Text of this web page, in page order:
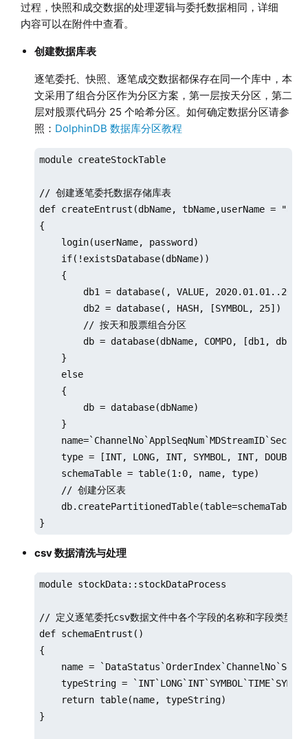
过程，快照和成交数据的处理逻辑与委托数据相同，详细
内容可以在附件中查看。
创建数据库表
逐笔委托、快照、逐笔成交数据都保存在同一个库中，本
文采用了组合分区作为分区方案，第一层按天分区，第二
层对股票代码分 25 个哈希分区。如何确定数据分区请参
照： DolphinDB 数据库分区教程
module createStockTable
// 创建逐笔委托数据存储库表
def createEntrust(dbName, tbName,userName =
{
login(userName, password)
if(!existsDatabase(dbName))
{
db1 = database(, VALUE,
db2 = database(, HASH, [SYMBOL, 25])
        // 按天和股票组合分区
db = database(dbName, COMPO, [db1, db2],
}
else
{
db = database(dbName)
}
type = [INT, LONG, INT, SYMBOL, INT, DOUBLE,
schemaTable = table(1:0, name, type)
    // 创建分区表
db.createPartitionedTable(table=schemaTable,
}
csv 数据清洗与处理
module stockData::stockDataProcess
// 定义逐笔委托csv数据文件中各个字段的名称和字段类型
def schemaEntrust()
{
name =
typeString =
return table(name, typeString)
}